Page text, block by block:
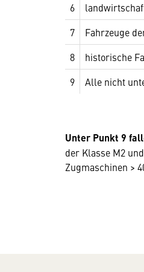
6
7
Fahrzeuge
8
historische
9
Alle nicht
Unter Punkt 9
der Klasse M2
Zugmaschinen >